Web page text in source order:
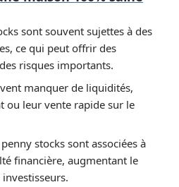
sont souvent sujettes à des
ce qui peut offrir des
risques importants.
manquer de liquidités,
ou leur vente rapide sur le
stocks sont associées à
financière, augmentant le